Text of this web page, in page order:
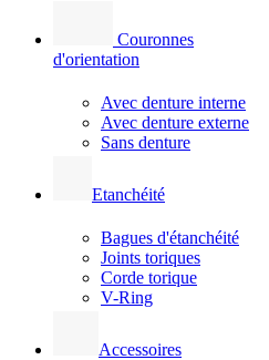
Couronnes
d'orientation
Avec denture interne
Avec denture externe
Sans denture
Etanchéité
Bagues d'étanchéité
Joints toriques
Corde torique
V-Ring
Accessoires